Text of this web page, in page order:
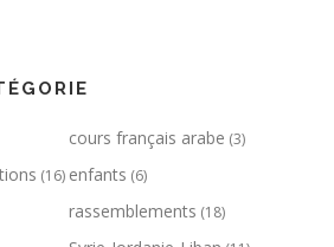
cours français arabe (3)
(16) enfants (6)
rassemblements (18)